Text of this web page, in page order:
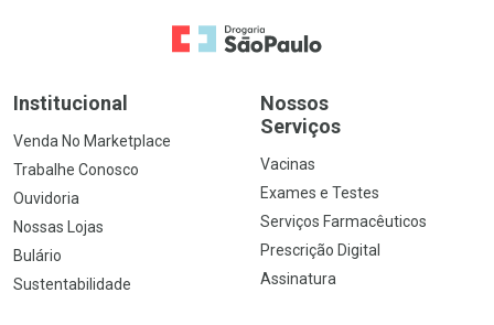
Ir para a Home
Institucional
Venda No Marketplace
Trabalhe Conosco
Ouvidoria
Nossas Lojas
Bulário
Sustentabilidade
Nossos
Serviços
Vacinas
Exames e Testes
Serviços Farmacêuticos
Prescrição Digital
Assinatura